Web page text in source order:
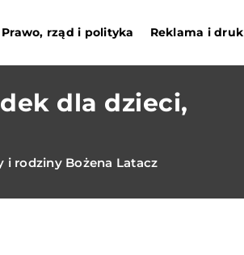
Prawo, rząd i polityka Reklama i druk
dla dzieci,
i rodziny Bożena Latacz